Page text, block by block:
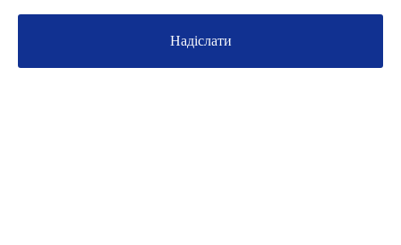
Надіслати